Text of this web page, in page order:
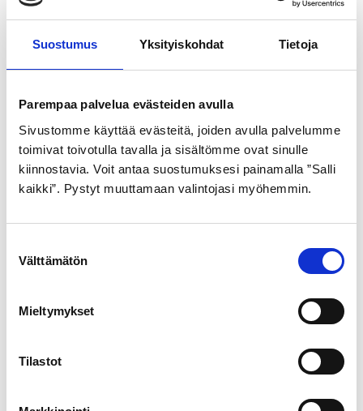
Suostumus Yksityiskohdat Tietoja
Parempaa palvelua evästeiden avulla
Sivustomme käyttää evästeitä, joiden avulla palvelumme
toimivat toivotulla tavalla ja sisältömme ovat sinulle
kiinnostavia. Voit antaa suostumuksesi painamalla ”Salli
kaikki”. Pystyt muuttamaan valintojasi myöhemmin.
Välttämätön
Mieltymykset
Tilastot
SCHWALBE
ULKORENGAS 47-622
ROAD CRUISER
pistosuojattu
24,99€
GOLDEN BOY
7,99€
ULKORENGAS 40-622